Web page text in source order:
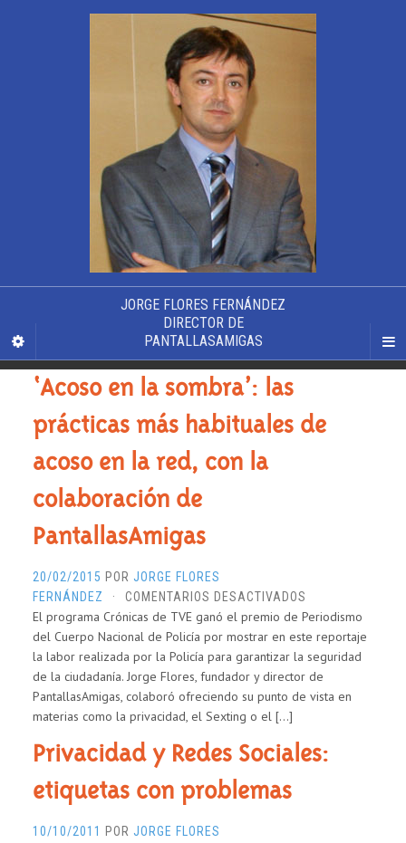
JORGE FLORES FERNÁNDEZ
DIRECTOR DE
PANTALLASAMIGAS
‘Acoso en la sombra’: las
prácticas más habituales de
acoso en la red, con la
colaboración de
PantallasAmigas
20/02/2015 POR JORGE FLORES
FERNÁNDEZ
· COMENTARIOS DESACTIVADOS
‘ACOSO
EN
LA
SOMBRA’:
LAS
HABITUALES
El programa Crónicas de TVE ganó el premio de Periodismo
del Cuerpo Nacional de Policía por mostrar en este reportaje
la labor realizada por la Policía para garantizar la seguridad
de la ciudadanía. Jorge Flores, fundador y director de
PantallasAmigas, colaboró ofreciendo su punto de vista en
materias como la privacidad, el Sexting o el […]
Privacidad y Redes Sociales:
etiquetas con problemas
10/10/2011 POR JORGE FLORES